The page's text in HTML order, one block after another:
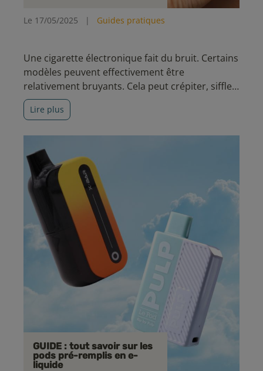
Le 17/05/2025 | Guides pratiques
Une cigarette électronique fait du bruit. Certains
modèles peuvent effectivement être
relativement bruyants. Cela peut crépiter, siffler,
glouglouter voire même vibrer maintenant. Avec
un peu de logique, vous allez voir qu’il est assez
Lire plus
GUIDE : tout savoir sur les
pods pré-remplis en e-
liquide